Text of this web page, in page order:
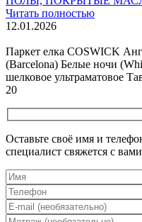
Читать полностью
12.01.2026
Паркет елка COSWICK
(Barcelona) Белые ночи
шелковое ультраматовое
20
Оставьте своё имя и
специалист свяжется с вами